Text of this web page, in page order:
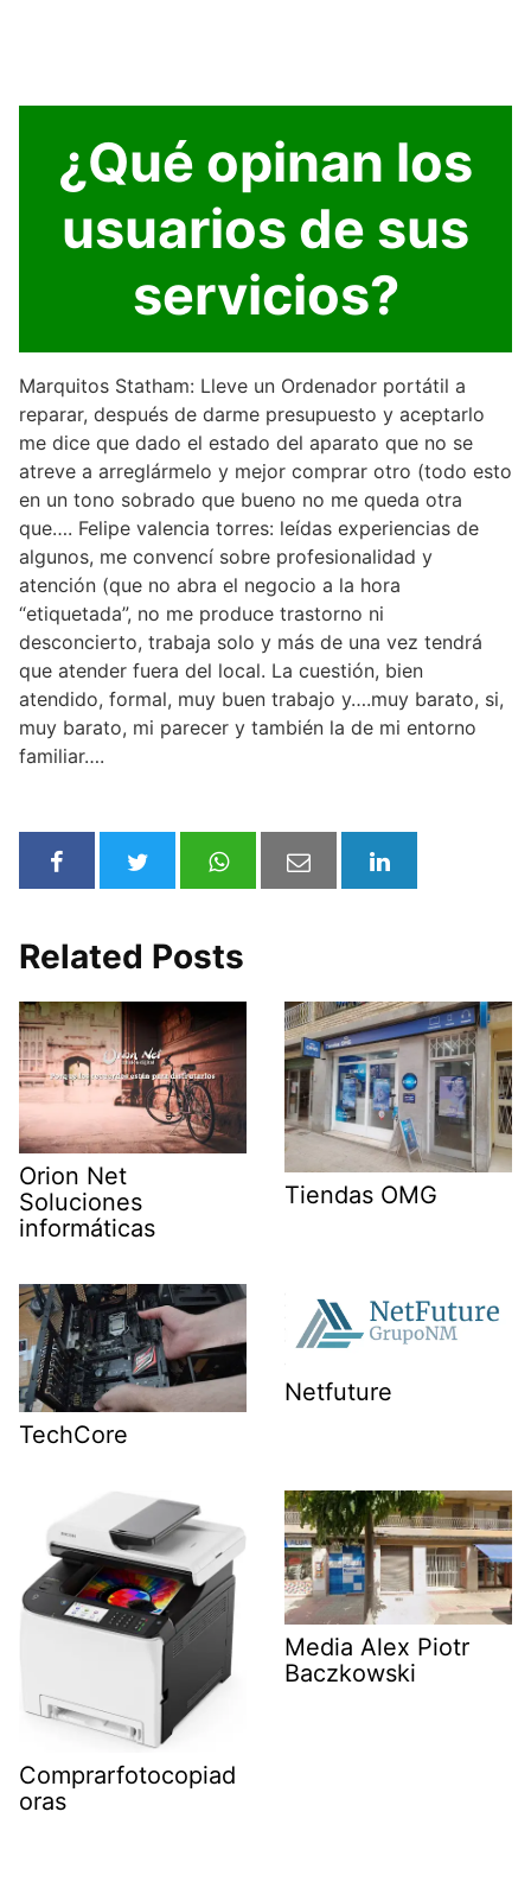
¿Qué opinan los
usuarios de sus
servicios?
Marquitos Statham: Lleve un Ordenador portátil a
reparar, después de darme presupuesto y aceptarlo
me dice que dado el estado del aparato que no se
atreve a arreglármelo y mejor comprar otro (todo esto
en un tono sobrado que bueno no me queda otra
que…. Felipe valencia torres: leídas experiencias de
algunos, me convencí sobre profesionalidad y
atención (que no abra el negocio a la hora
“etiquetada”, no me produce trastorno ni
desconcierto, trabaja solo y más de una vez tendrá
que atender fuera del local. La cuestión, bien
atendido, formal, muy buen trabajo y….muy barato, si,
muy barato, mi parecer y también la de mi entorno
familiar….
Related Posts
Orion Net
Soluciones
informáticas
Tiendas OMG
TechCore
Netfuture
Comprarfotocopiad
oras
Media Alex Piotr
Baczkowski